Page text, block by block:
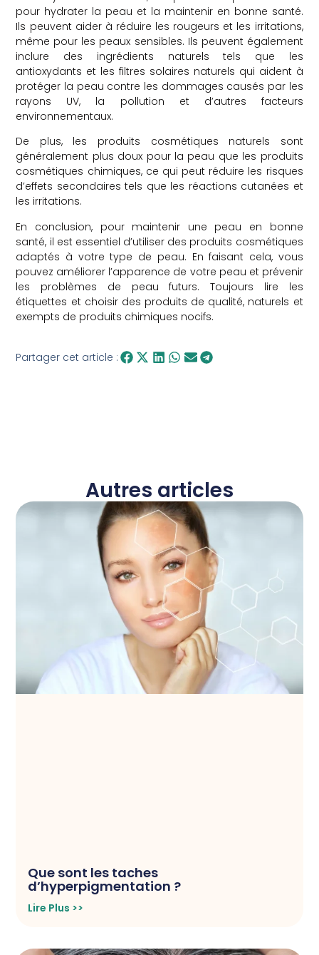
pour hydrater la peau et la maintenir en bonne santé.
Ils peuvent aider à réduire les rougeurs et les irritations,
même pour les peaux sensibles. Ils peuvent également
inclure des ingrédients naturels tels que les
antioxydants et les filtres solaires naturels qui aident à
protéger la peau contre les dommages causés par les
rayons UV, la pollution et d’autres facteurs
environnementaux.
De plus, les produits cosmétiques naturels sont
généralement plus doux pour la peau que les produits
cosmétiques chimiques, ce qui peut réduire les risques
d’effets secondaires tels que les réactions cutanées et
les irritations.
En conclusion, pour maintenir une peau en bonne
santé, il est essentiel d’utiliser des produits cosmétiques
adaptés à votre type de peau. En faisant cela, vous
pouvez améliorer l’apparence de votre peau et prévenir
les problèmes de peau futurs. Toujours lire les
étiquettes et choisir des produits de qualité, naturels et
exempts de produits chimiques nocifs.
Partager cet article :
Autres articles
Que sont les taches
d’hyperpigmentation ?
Lire Plus >>